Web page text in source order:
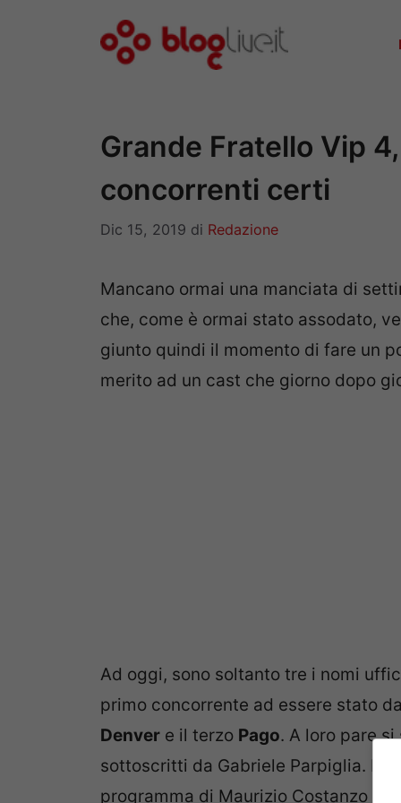
Grande Fratello Vip
concorrenti certi
Dic 15, 2019 di Redazione
Mancano ormai una manciata di
che, come è ormai stato assodato,
giunto quindi il momento di fare un
merito ad un cast che giorno dopo
Ad oggi, sono soltanto tre i nomi
primo concorrente ad essere stato
Denver e il terzo Pago. A loro pare
sottoscritti da Gabriele Parpiglia.
programma di Maurizio Costanzo su